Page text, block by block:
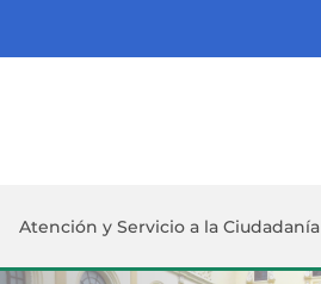
Atención y Servicio a la Ciudadanía